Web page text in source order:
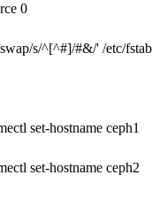
0
s/^[^#]/#&/' /etc/fstab
set-hostname ceph1
set-hostname ceph2